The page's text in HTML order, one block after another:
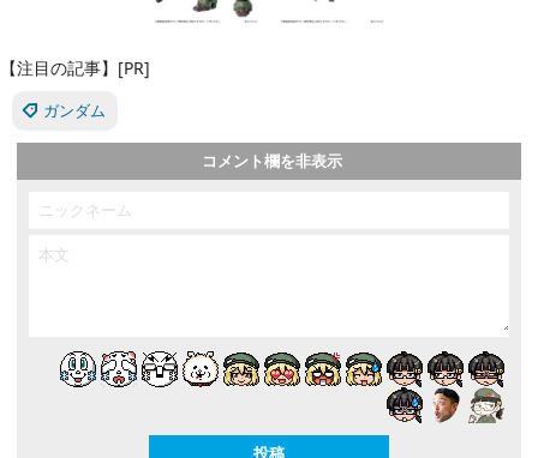
【注目の記事】[PR]
ガンダム
コメント欄を非表示